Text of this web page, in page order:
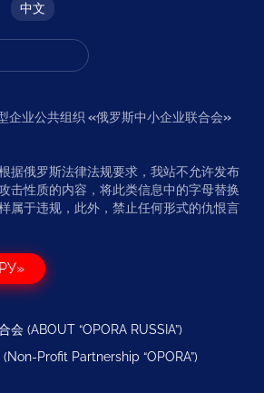
中文
企业公共组织 «俄罗斯中小企业联合会»
据俄罗斯法律法规要求，我站不允许发布
击性质的内容，将此类信息中的字母替换
属于违规，此外，禁止任何形式的仇恨言
会 (ABOUT “OPORA RUSSIA”)
Profit Partnership “OPORA”)